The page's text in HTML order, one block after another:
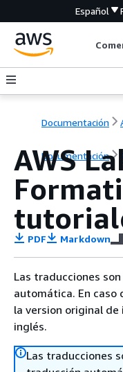
Español
Documentación
Documentación
AWS
PDF Markdown
Las traducciones
automática. En
la version original de
inglés.
Las traducciones